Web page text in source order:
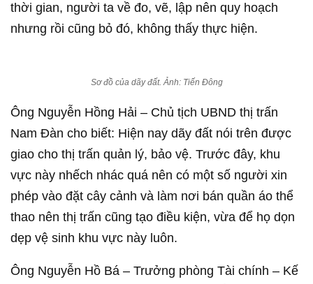
thời gian, người ta về đo, vẽ, lập nên quy hoạch
nhưng rồi cũng bỏ đó, không thấy thực hiện.
Sơ đồ của dãy đất. Ảnh: Tiến Đông
Ông Nguyễn Hồng Hải – Chủ tịch UBND thị trấn
Nam Đàn cho biết: Hiện nay dãy đất nói trên được
giao cho thị trấn quản lý, bảo vệ. Trước đây, khu
vực này nhếch nhác quá nên có một số người xin
phép vào đặt cây cảnh và làm nơi bán quần áo thể
thao nên thị trấn cũng tạo điều kiện, vừa để họ dọn
dẹp vệ sinh khu vực này luôn.
Ông Nguyễn Hồ Bá – Trưởng phòng Tài chính – Kế